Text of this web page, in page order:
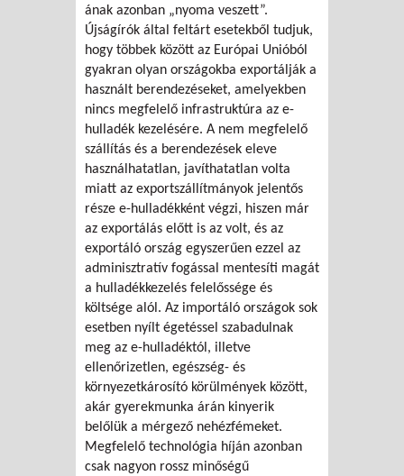
ának azonban „nyoma veszett”.
Újságírók által feltárt esetekből tudjuk,
hogy többek között az Európai Unióból
gyakran olyan országokba exportálják a
használt berendezéseket, amelyekben
nincs megfelelő infrastruktúra az e-
hulladék kezelésére. A nem megfelelő
szállítás és a berendezések eleve
használhatatlan, javíthatatlan volta
miatt az exportszállítmányok jelentős
része e-hulladékként végzi, hiszen már
az exportálás előtt is az volt, és az
exportáló ország egyszerűen ezzel az
adminisztratív fogással mentesíti magát
a hulladékkezelés felelőssége és
költsége alól. Az importáló országok sok
esetben nyílt égetéssel szabadulnak
meg az e-hulladéktól, illetve
ellenőrizetlen, egészség- és
környezetkárosító körülmények között,
akár gyerekmunka árán kinyerik
belőlük a mérgező nehézfémeket.
Megfelelő technológia híján azonban
csak nagyon rossz minőségű